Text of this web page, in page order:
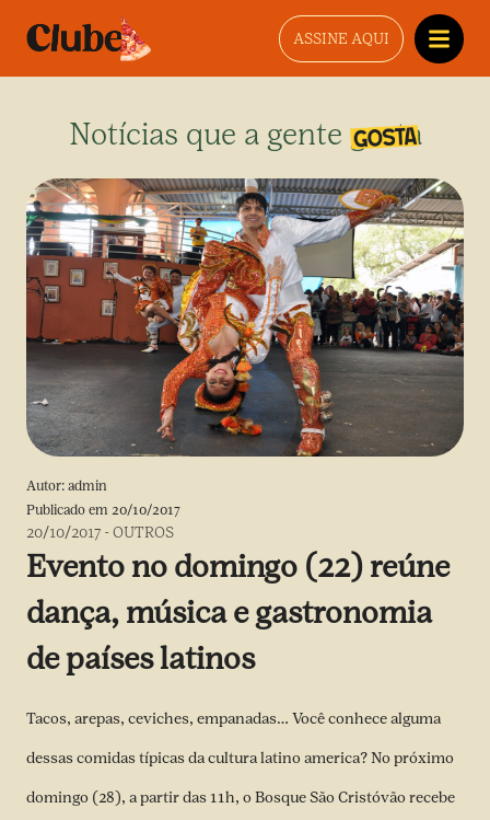
ASSINE AQUI
Notícias que a gente gosta
Autor: admin
Publicado em 20/10/2017
20/10/2017 -OUTROS
Evento no domingo (22) reúne
dança, música e gastronomia
de países latinos
Tacos, arepas, ceviches, empanadas… Você conhece alguma
dessas comidas típicas da cultura latino america? No próximo
domingo (28), a partir das 11h, o Bosque São Cristóvão recebe